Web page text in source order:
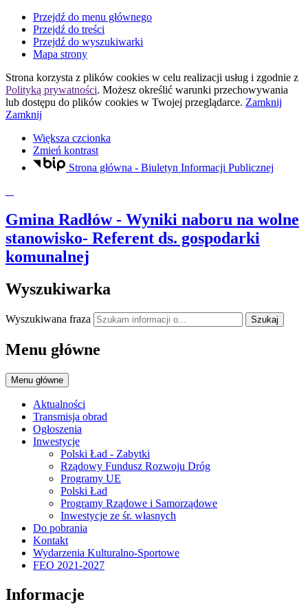
Przejdź do menu głównego
Przejdź do treści
Przejdź do wyszukiwarki
Mapa strony
Strona korzysta z plików cookies w celu realizacji usług i zgodnie z
Polityką prywatności. Możesz określić warunki przechowywania
lub dostępu do plików cookies w Twojej przeglądarce. Zamknij
Zamknij
Większa czcionka
Zmień kontrast
Strona główna - Biuletyn Informacji Publicznej
Gmina Radłów- Wyniki naboru na wolne
stanowisko- Referent ds. gospodarki
komunalnej
Wyszukiwarka
Wyszukiwana fraza Szukaj
Menu główne
Menu główne
Aktualności
Transmisja obrad
Ogłoszenia
Inwestycje
Polski Ład - Zabytki
Rządowy Fundusz Rozwoju Dróg
Programy UE
Polski Ład
Programy Rządowe i Samorządowe
Inwestycje ze śr. własnych
Do pobrania
Kontakt
Wydarzenia Kulturalno-Sportowe
FEO 2021-2027
Informacje